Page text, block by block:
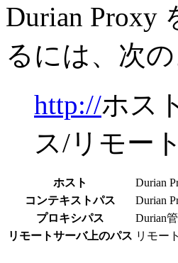
Durian Proxy
るには、次
http://ホス
ス/リモー
ホスト
Durian
コンテキストパス
Durian
プロキシパス
Durian
リモートサーバ上のパス リモー